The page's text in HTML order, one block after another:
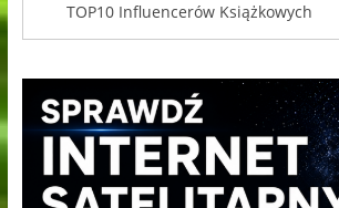
TOP10 Influencerów Książkowych